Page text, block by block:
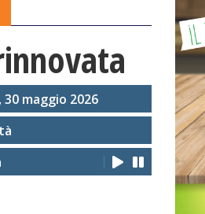
maggio 2026